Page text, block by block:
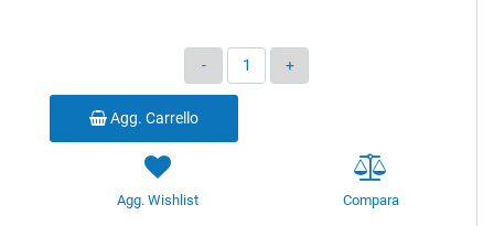
Quantità
Agg. Carrello
Agg. Wishlist Compara